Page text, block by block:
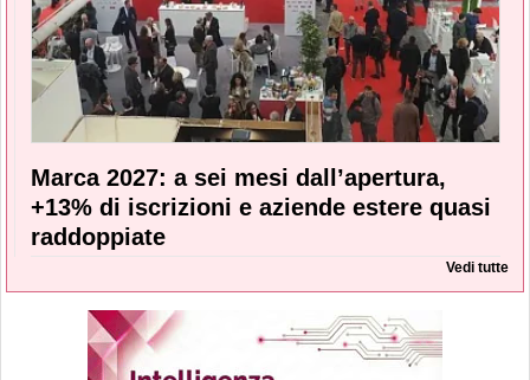
Marca 2027: a sei mesi dall’apertura,
+13% di iscrizioni e aziende estere quasi
raddoppiate
Vedi tutte